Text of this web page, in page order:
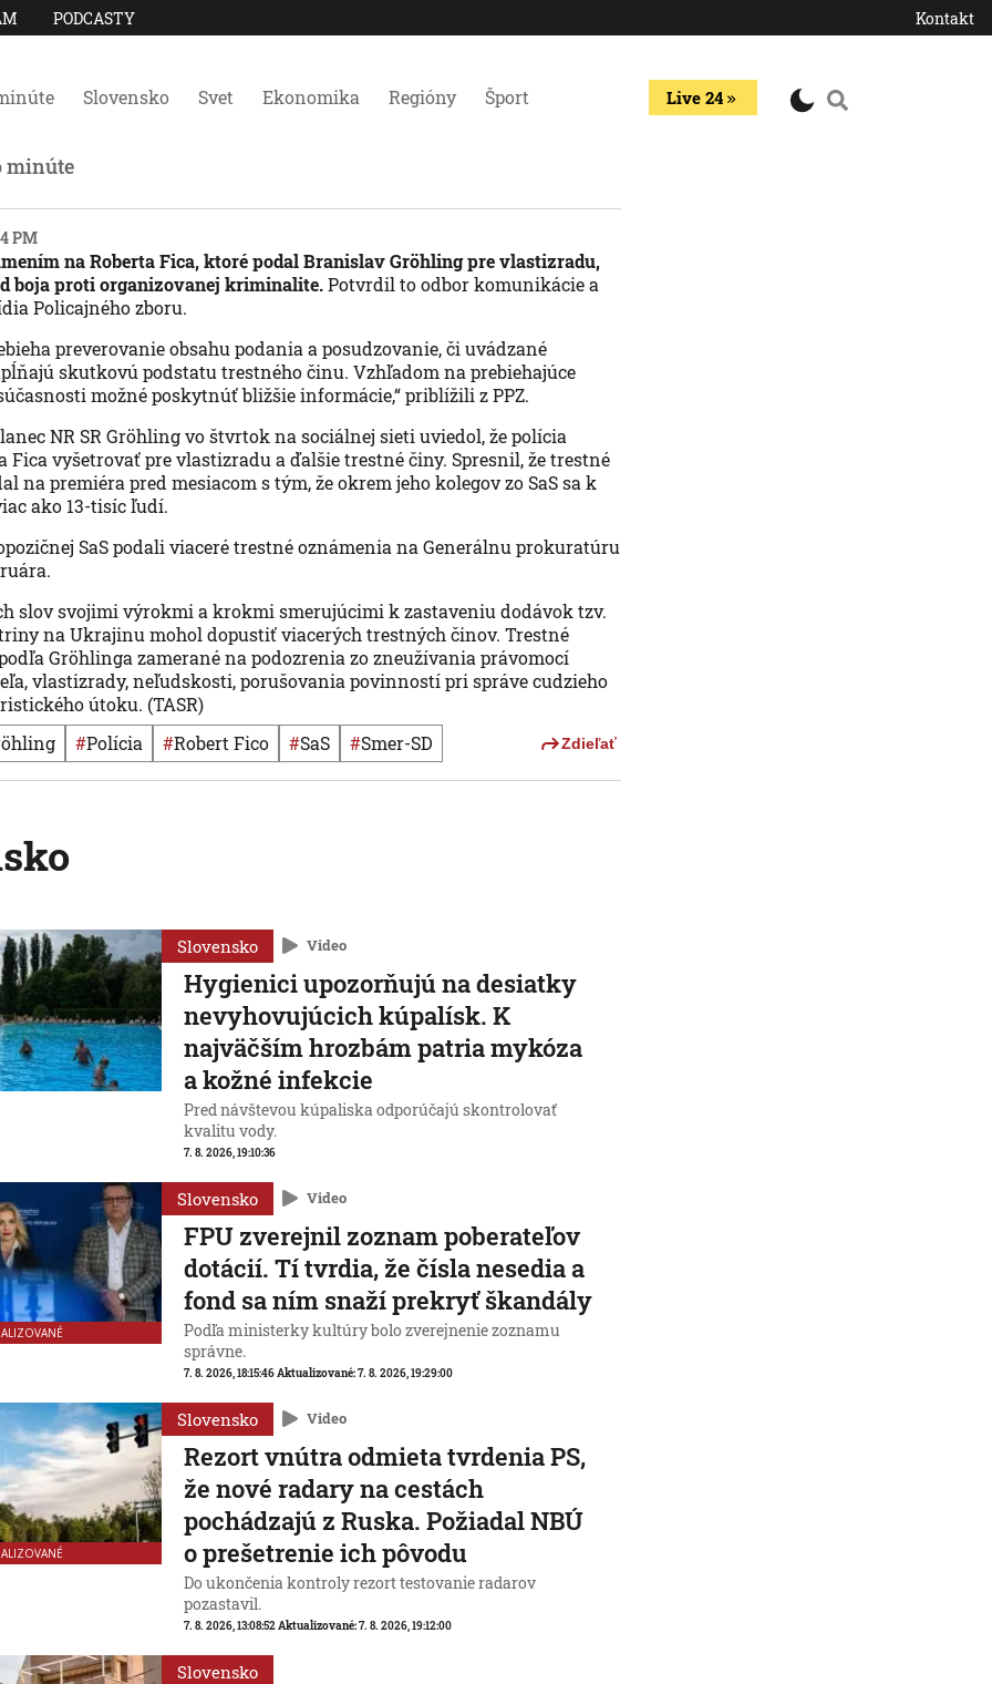
PODCASTY Kontakt
Slovensko Svet Ekonomika Regióny Šport Live 24
minúte
PM
na Roberta Fica, ktoré podal Branislav Gröhling pre vlastizradu,
boja proti organizovanej kriminalite.Potvrdil to odbor komunikácie a
Policajného zboru.
preverovanie obsahu podania a posudzovanie, či uvádzané
skutkovú podstatu trestného činu. Vzhľadom na prebiehajúce
možné poskytnúť bližšie informácie,“ priblížili z PPZ.
NR SR Gröhling vo štvrtok na sociálnej sieti uviedol, že polícia
Fica vyšetrovať pre vlastizradu a ďalšie trestné činy. Spresnil, že trestné
na premiéra pred mesiacom s tým, že okrem jeho kolegov zo SaS sa k
ako 13-tisíc ľudí.
SaS podali viaceré trestné oznámenia na Generálnu prokuratúru
slov svojimi výrokmi a krokmi smerujúcimi k zastaveniu dodávok tzv.
na Ukrajinu mohol dopustiť viacerých trestných činov. Trestné
Gröhlinga zamerané na podozrenia zo zneužívania právomocí
vlastizrady, neľudskosti, porušovania povinností pri správe cudzieho
útoku. (TASR)
# polícia # Robert Fico # SaS # Smer-SD Zdieľať
Slovensko Video
Hygienici upozorňujú na desiatky
nevyhovujúcich kúpalísk. K
najväčším hrozbám patria mykóza
a kožné infekcie
Pred návštevou kúpaliska odporúčajú skontrolovať
kvalitu vody.
7. 8. 2026, 19:10:36
Slovensko Video
FPU zverejnil zoznam poberateľov
dotácií. Tí tvrdia, že čísla nesedia a
fond sa ním snaží prekryť škandály
Podľa ministerky kultúry bolo zverejnenie zoznamu
správne.
7. 8. 2026, 18:15:46Aktualizované:7. 8. 2026, 19:29:00
Slovensko Video
Rezort vnútra odmieta tvrdenia PS,
že nové radary na cestách
pochádzajú z Ruska. Požiadal NBÚ
o prešetrenie ich pôvodu
Do ukončenia kontroly rezort testovanie radarov
pozastavil.
7. 8. 2026, 13:08:52Aktualizované:7. 8. 2026, 19:12:00
Slovensko